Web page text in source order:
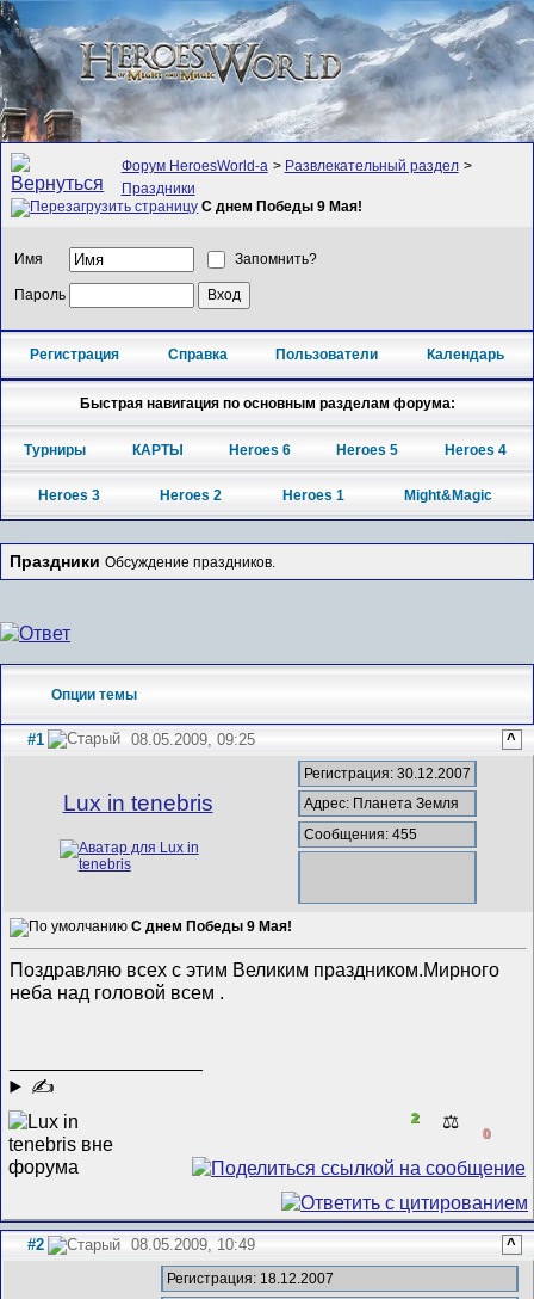
Форум HeroesWorld-а > Развлекательный раздел >
Праздники
С днем Победы 9 Мая!
Имя Запомнить?
Пароль
Регистрация Справка Пользователи Календарь
Быстрая навигация по основным разделам форума:
Турниры КАРТЫ Heroes 6 Heroes 5 Heroes 4
Heroes 3 Heroes 2 Heroes 1 Might&Magic
Праздники Обсуждение праздников.
Опции темы
#1 08.05.2009, 09:25 ^
Lux in tenebris
Регистрация: 30.12.2007
Адрес: Планета Земля
Сообщения: 455
С днем Победы 9 Мая!
Поздравляю всех с этим Великим праздником.Мирного
неба над головой всем .
✍
2 ⚖️
0
#2 08.05.2009, 10:49 ^
Регистрация: 18.12.2007